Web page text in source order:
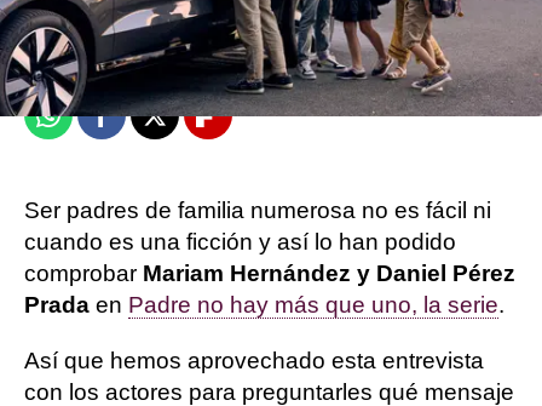
Publicado: 09 de febrero de 2026, 17:16
WhatsappFacebook
X Flipboard
Ser padres de familia numerosa no es fácil ni
cuando es una ficción y así lo han podido
comprobar Mariam Hernández y Daniel Pérez
Prada en Padre no hay más que uno, la serie.
Así que hemos aprovechado esta entrevista
con los actores para preguntarles qué mensaje